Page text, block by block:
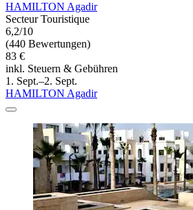
HAMILTON Agadir
Secteur Touristique
6,2/10
(440 Bewertungen)
83 €
inkl. Steuern & Gebühren
1. Sept.–2. Sept.
HAMILTON Agadir